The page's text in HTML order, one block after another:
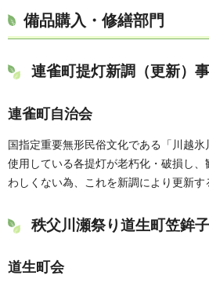
備品購入・修繕部門
連雀町提灯新調（更新）
連雀町自治会
国指定重要無形民俗文化である「川越
使用している各提灯が老朽化・破損し、
わしくない為、これを新調により更新す
秩父川瀬祭り道生町笠鉾
道生町会